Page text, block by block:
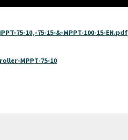
75-10,-75-15-&-MPPT-100-15-EN.pdf
MPPT-75-10